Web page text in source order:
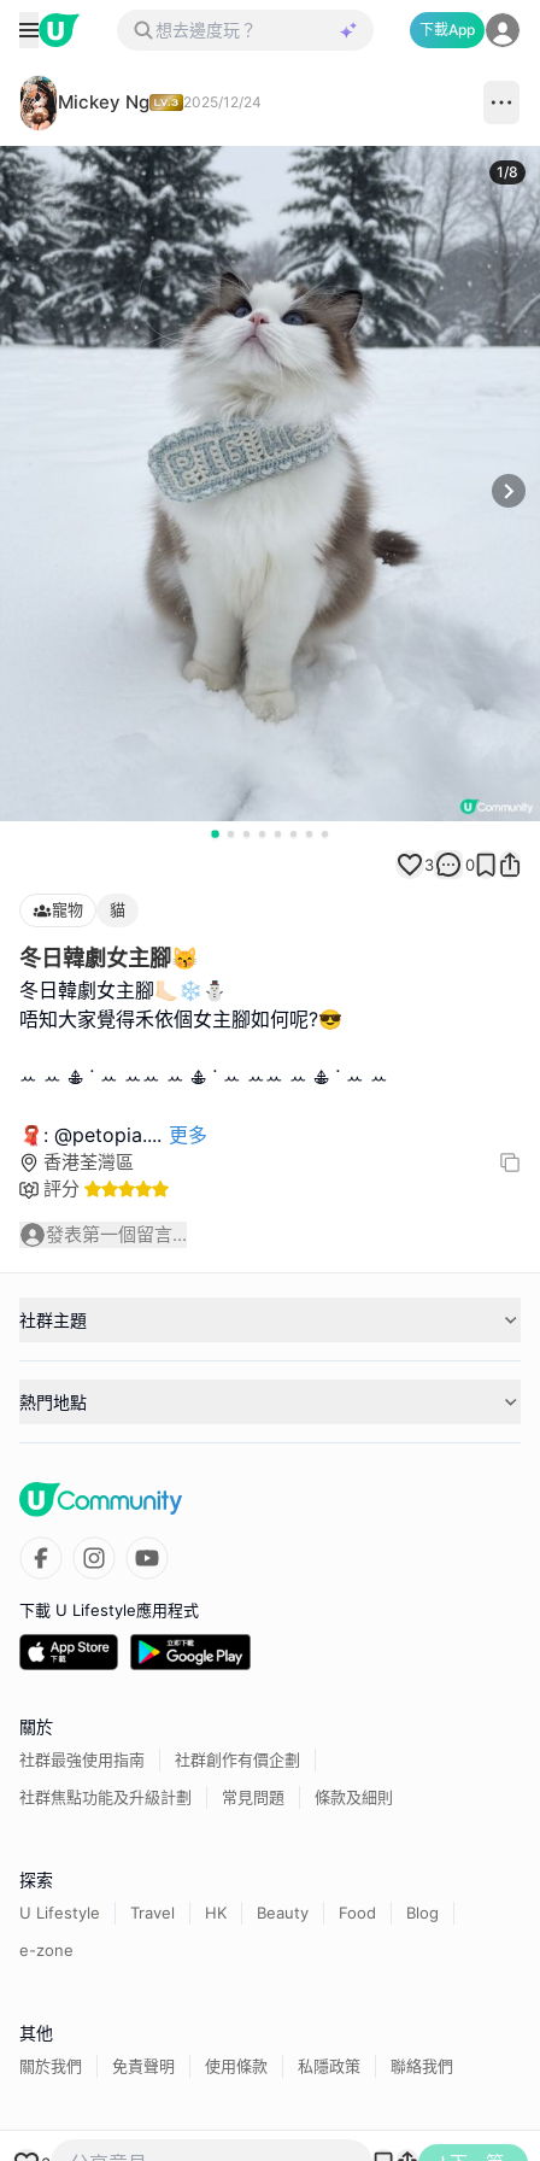
下載App
Mickey Ng 2025/12/24
1/8
3 0
寵物 貓
冬日韓劇女主腳😽
冬日韓劇女主腳🦶🏻❄️⛄️
唔知大家覺得禾依個女主腳如何呢?😎
ꕀ ꕀ 𖠳 ᐝ ꕀ ꕀꕀ ꕀ 𖠳 ᐝ ꕀ ꕀꕀ ꕀ 𖠳 ᐝ ꕀ ꕀ
🧣: @petopia.... 更多
香港荃灣區
評分
發表第一個留言...
社群主題
熱門地點
下載 U Lifestyle應用程式
關於
社群最強使用指南
社群創作有價企劃
社群焦點功能及升級計劃
常見問題 條款及細則
探索
U Lifestyle Travel HK Beauty Food
Blog
e-zone
其他
關於我們 免責聲明 使用條款 私隱政策 聯絡我們